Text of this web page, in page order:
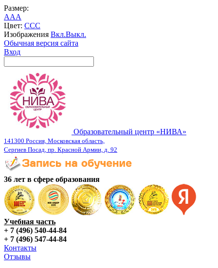
Размер:
AAA
Цвет: CCC
Изображения Вкл.Выкл.
Обычная версия сайта
Вход
Образовательный центр «НИВА»
141300 Россия, Московская область,
Сергиев Посад, пр. Красной Армии, д. 92
36 лет в сфере образования
Учебная часть
+ 7 (496) 540-44-84
+ 7 (496) 547-44-84
Контакты
Отзывы